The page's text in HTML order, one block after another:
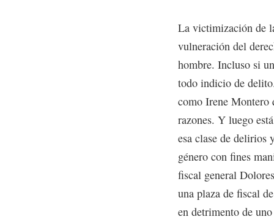
La victimización de
vulneración del
hombre. Incluso si
todo indicio de
como Irene Montero
razones. Y luego
esa clase de delirios
género con fines
fiscal general
una plaza de fiscal
en detrimento de